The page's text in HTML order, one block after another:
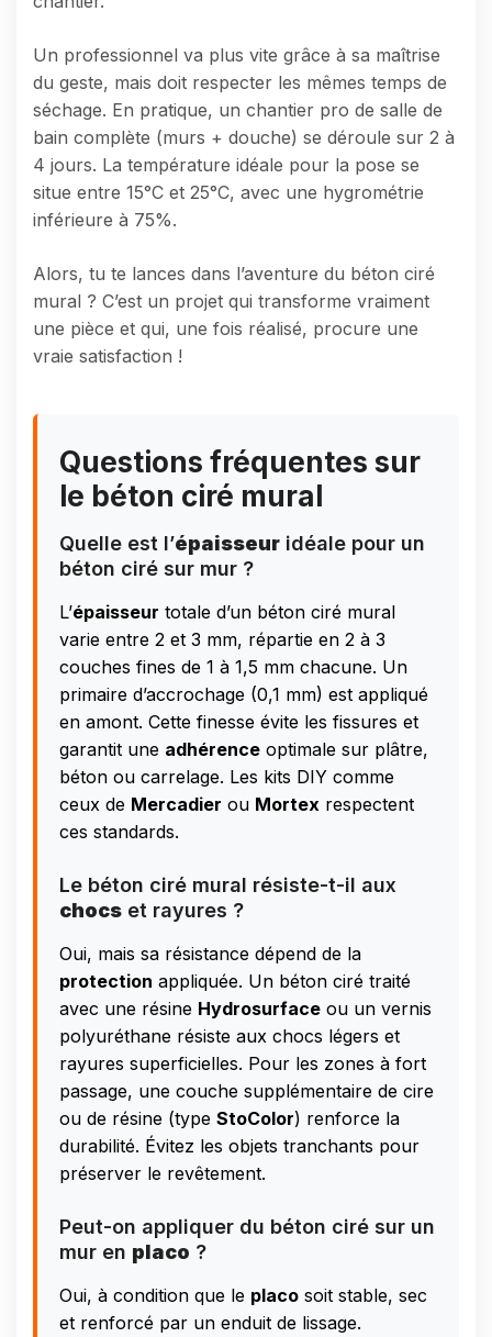
Un professionnel va plus vite grâce à sa maîtrise
du geste, mais doit respecter les mêmes temps de
séchage. En pratique, un chantier pro de salle de
bain complète (murs + douche) se déroule sur 2 à
4 jours. La température idéale pour la pose se
situe entre 15°C et 25°C, avec une hygrométrie
inférieure à 75%.
Alors, tu te lances dans l’aventure du béton ciré
mural ? C’est un projet qui transforme vraiment
une pièce et qui, une fois réalisé, procure une
vraie satisfaction !
Questions fréquentes sur
le béton ciré mural
Quelle est l’épaisseur idéale pour un
béton ciré sur mur ?
L’épaisseur totale d’un béton ciré mural
varie entre 2 et 3 mm, répartie en 2 à 3
couches fines de 1 à 1,5 mm chacune. Un
primaire d’accrochage (0,1 mm) est appliqué
en amont. Cette finesse évite les fissures et
garantit une adhérence optimale sur plâtre,
béton ou carrelage. Les kits DIY comme
ceux de Mercadier ou Mortex respectent
ces standards.
Le béton ciré mural résiste-t-il aux
chocs et rayures ?
Oui, mais sa résistance dépend de la
protection appliquée. Un béton ciré traité
avec une résine Hydrosurface ou un vernis
polyuréthane résiste aux chocs légers et
rayures superficielles. Pour les zones à fort
passage, une couche supplémentaire de cire
ou de résine (type StoColor) renforce la
durabilité. Évitez les objets tranchants pour
préserver le revêtement.
Peut-on appliquer du béton ciré sur un
mur en placo ?
Oui, à condition que le placo soit stable, sec
et renforcé par un enduit de lissage.